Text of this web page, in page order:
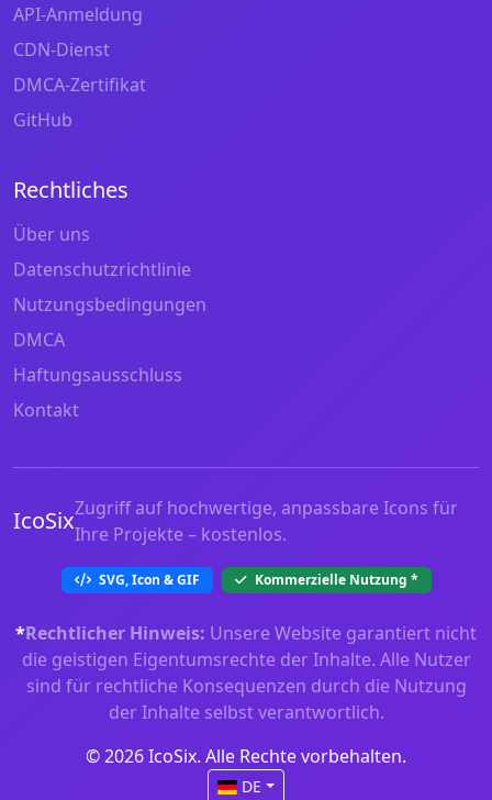
API-Anmeldung
CDN-Dienst
DMCA-Zertifikat
GitHub
Rechtliches
Über uns
Datenschutzrichtlinie
Nutzungsbedingungen
DMCA
Haftungsausschluss
Kontakt
IcoSixZugriff auf hochwertige, anpassbare Icons für
Ihre Projekte – kostenlos.
SVG, Icon & GIF Kommerzielle Nutzung *
*Rechtlicher Hinweis: Unsere Website garantiert nicht
die geistigen Eigentumsrechte der Inhalte. Alle Nutzer
sind für rechtliche Konsequenzen durch die Nutzung
der Inhalte selbst verantwortlich.
© 2026 IcoSix. Alle Rechte vorbehalten.
DE